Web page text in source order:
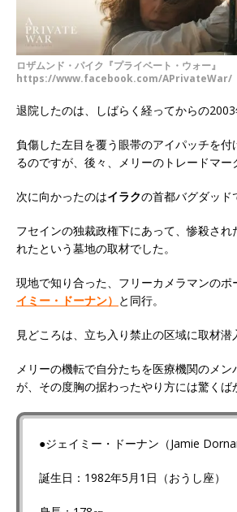
ロザムンド・パイク『プライベート・ウォー』
https://www.facebook.com/APrivateWar/
退院したのは、しばらく経ってからの2003
負傷した左目を覆う眼帯のアイパッチを付
るのですが、後々、メリーのトレードマー
次に向かったのはイラクの首都バグダッド
フセインの独裁政権下にあって、惨殺され
れたという墓地の取材でした。
現地で知り合った、フリーカメラマンのポ
イミー・ドーナン） と同行。
見どころは、立ち入り禁止の区域に取材潜
メリーの機転で自分たちを医療機関のメ
が、その度胸の据わったやり方には驚くば
●ジェイミー・ドーナン（Jamie
誕生日：1982年5月1日（おうし座）